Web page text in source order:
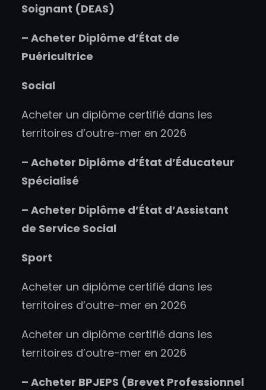
Soignant (DEAS)
– Acheter Diplôme d’État de
Puéricultrice
Social
Acheter un diplôme certifié dans les
territoires d’outre-mer en 2026
– Acheter Diplôme d’État d’Éducateur
Spécialisé
– Acheter Diplôme d’État d’Assistant
de Service Social
Sport
Acheter un diplôme certifié dans les
territoires d’outre-mer en 2026
Acheter un diplôme certifié dans les
territoires d’outre-mer en 2026
– Acheter BPJEPS (Brevet Professionnel